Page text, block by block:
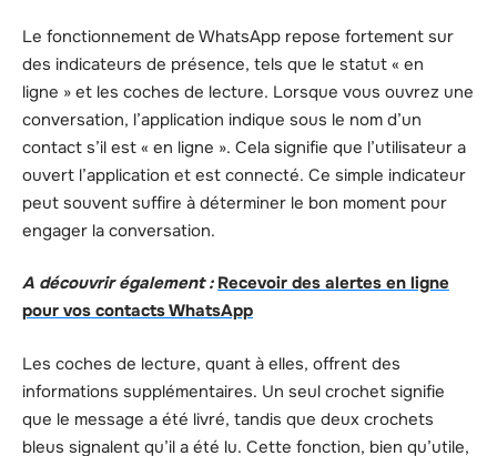
Le fonctionnement de WhatsApp repose fortement sur
des indicateurs de présence, tels que le statut « en
ligne » et les coches de lecture. Lorsque vous ouvrez une
conversation, l’application indique sous le nom d’un
contact s’il est « en ligne ». Cela signifie que l’utilisateur a
ouvert l’application et est connecté. Ce simple indicateur
peut souvent suffire à déterminer le bon moment pour
engager la conversation.
A découvrir également : Recevoir des alertes en ligne
pour vos contacts WhatsApp
Les coches de lecture, quant à elles, offrent des
informations supplémentaires. Un seul crochet signifie
que le message a été livré, tandis que deux crochets
bleus signalent qu’il a été lu. Cette fonction, bien qu’utile,